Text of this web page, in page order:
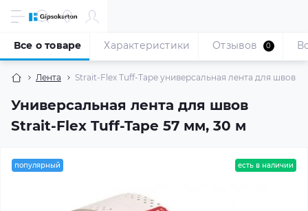
Лента Strait-Flex Tuff-Tape универсальная лента для швов
Универсальная лента для швов
Strait-Flex Tuff-Tape 57 мм, 30 м
Все о товаре Характеристики Отзывов 0
популярный есть в наличии